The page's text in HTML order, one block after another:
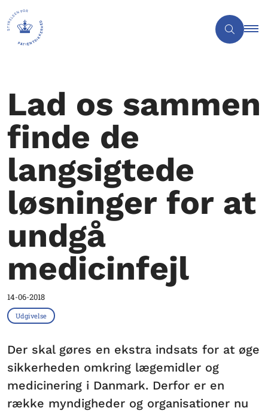
Lad os sammen
finde de
langsigtede
løsninger for at
undgå
medicinfejl
14-06-2018
Udgivelse
Der skal gøres en ekstra indsats for at øge
sikkerheden omkring lægemidler og
medicinering i Danmark. Derfor er en
række myndigheder og organisationer nu